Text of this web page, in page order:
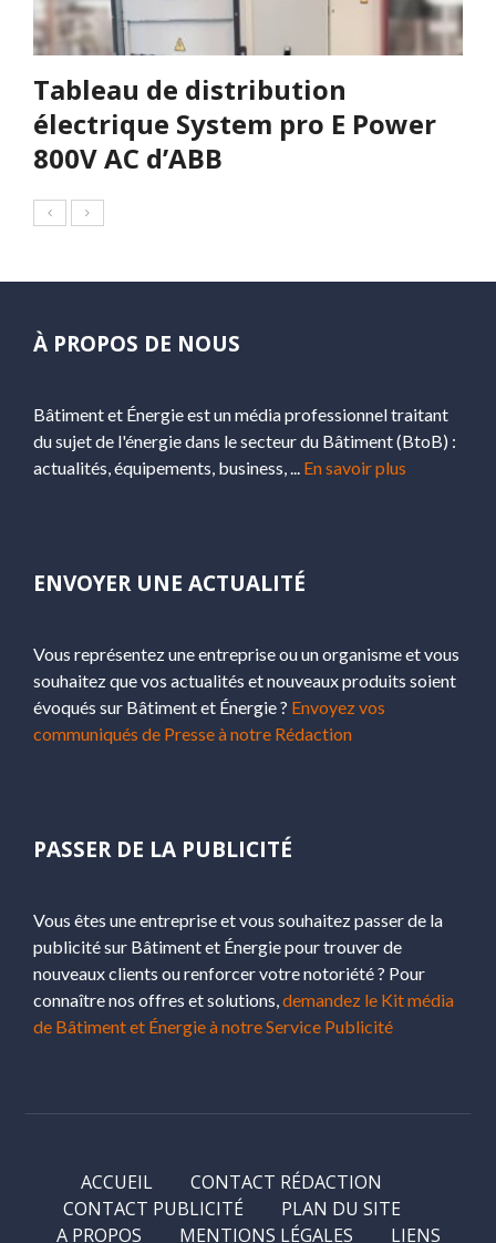
Tableau de distribution
électrique System pro E Power
800V AC d’ABB
À PROPOS DE NOUS
Bâtiment et Énergie est un média professionnel traitant
du sujet de l'énergie dans le secteur du Bâtiment (BtoB) :
actualités, équipements, business, ... En savoir plus
ENVOYER UNE ACTUALITÉ
Vous représentez une entreprise ou un organisme et vous
souhaitez que vos actualités et nouveaux produits soient
évoqués sur Bâtiment et Énergie ? Envoyez vos
communiqués de Presse à notre Rédaction
PASSER DE LA PUBLICITÉ
Vous êtes une entreprise et vous souhaitez passer de la
publicité sur Bâtiment et Énergie pour trouver de
nouveaux clients ou renforcer votre notoriété ? Pour
connaître nos offres et solutions,demandez le Kit média
de Bâtiment et Énergie à notre Service Publicité
ACCUEIL
CONTACT RÉDACTION
CONTACT PUBLICITÉ
PLAN DU SITE
A PROPOS
MENTIONS LÉGALES LIENS